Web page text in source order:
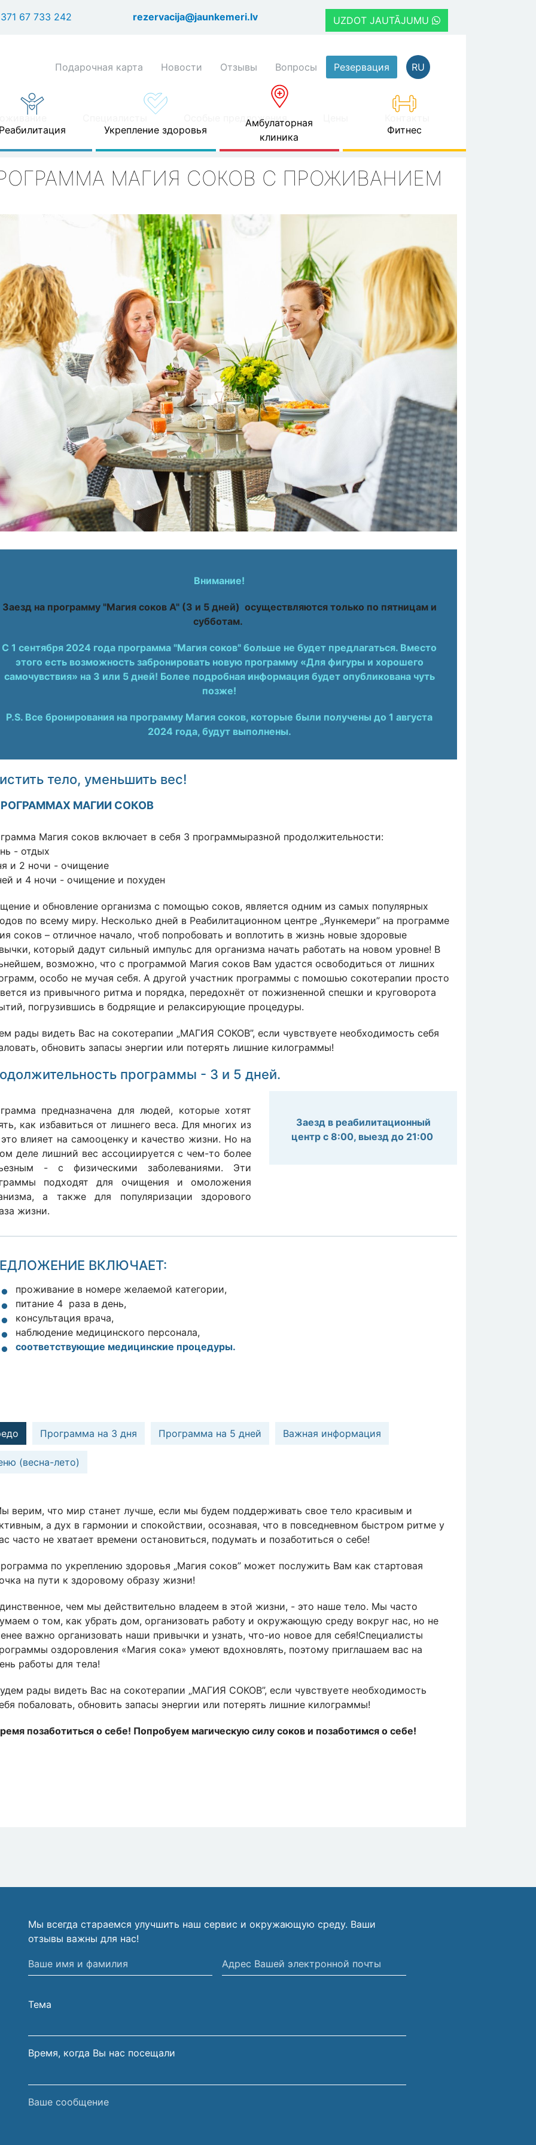
к
67 733 242 rezervacija@jaunkemeri.lv UZDOT JAUTĀJUMU
Shortcuts
Подарочная карта Новости Отзывы Вопросы Резервация RU
Особые предложения
Укрепление здоровья
Амбулаторная
клиника
Фитнес
МАГИЯ СОКОВ С ПРОЖИВАНИЕМ
Внимание!
Заезд на программу "Магия соков A" (3 и 5 дней) осуществляются только по пятницам и
субботам.
С 1 сентября 2024 года программа "Магия соков" больше не будет предлагаться. Вместо
этого есть возможность забронировать новую программу «Для фигуры и хорошего
самочувствия» на 3 или 5 дней! Более подробная информация будет опубликована чуть
позже!
P.S. Все бронирования на программу Магия соков, которые были получены до 1 августа
2024 года, будут выполнены.
тело, уменьшить вес!
МАГИИ СОКОВ
Магия соков включает в себя 3 программыразной продолжительности:
- отдых
и 2 ночи - очищение
и 4 ночи - очищение и похуден
и обновление организма с помощью соков, является одним из самых популярных
по всему миру. Несколько дней в Реабилитационном центре „Яункемери” на программе
соков – отличное начало, чтоб попробовать и воплотить в жизнь новые здоровые
который дадут сильный импульс для организма начать работать на новом уровне! В
возможно, что с программой Магия соков Вам удастся освободиться от лишних
особо не мучая себя. А другой участник программы с помошью сокотерапии просто
из привычного ритма и порядка, передохнёт от пожизненной спешки и круговорота
погрузившись в бодрящие и релаксирующие процедуры.
рады видеть Вас на сокотерапии „МАГИЯ СОКОВ”, если чувствуете необходимость себя
обновить запасы энергии или потерять лишние килограммы!
программы - 3 и 5 дней.
предназначена для людей, которые хотят
как избавиться от лишнего веса. Для многих из
влияет на самооценку и качество жизни. Но на
деле лишний вес ассоциируется с чем-то более
- с физическими заболеваниями. Эти
подходят для очищения и омоложения
а также для популяризации здорового
жизни.
Заезд в реабилитационный
центр с 8:00, выезд до 21:00
ВКЛЮЧАЕТ:
проживание в номере желаемой категории,
питание 4 раза в день,
консультация врача,
наблюдение медицинского персонала,
соответствующие медицинские процедуры.
Программа на 3 дня Программа на 5 дней Важная информация
(весна-лето)
верим, что мир станет лучше, если мы будем поддерживать свое тело красивым и
а дух в гармонии и спокойствии, осознавая, что в повседневном быстром ритме у
часто не хватает времени остановиться, подумать и позаботиться о себе!
по укреплению здоровья „Магия соков” может послужить Вам как стартовая
на пути к здоровому образу жизни!
чем мы действительно владеем в этой жизни, - это наше тело. Мы часто
о том, как убрать дом, организовать работу и окружающую среду вокруг нас, но не
важно организовать наши привычки и узнать, что-ио новое для себя!Специалисты
оздоровления «Магия сока» умеют вдохновлять, поэтому приглашаем вас на
работы для тела!
рады видеть Вас на сокотерапии „МАГИЯ СОКОВ”, если чувствуете необходимость
побаловать, обновить запасы энергии или потерять лишние килограммы!
позаботиться о себе! Попробуем магическую силу соков и позаботимся о себе!
Мы всегда стараемся улучшить наш сервис и окружающую среду. Ваши
отзывы важны для нас!
Ваше
имя
фамилия
Адрес
Вашей
Тема
Время, когда Вы нас посещали
Ваше